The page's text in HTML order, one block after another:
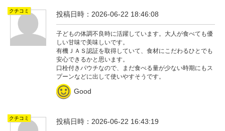
クチコミ 投稿日時：2026-06-22 18:46:08
子どもの体調不良時に活躍しています。大人が食べても優
しい甘味で美味しいです。
有機ＪＡＳ認証を取得していて、食材にこだわるひとでも
安心できるかと思います。
口栓付きパウチなので、まだ食べる量が少ない時期にもス
プーンなどに出して使いやすそうです。
Good
クチコミ 投稿日時：2026-06-22 16:43:19